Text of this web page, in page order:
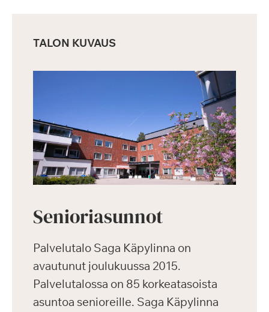
TALON KUVAUS
Senioriasunnot
Palvelutalo Saga Käpylinna on
avautunut joulukuussa 2015.
Palvelutalossa on 85 korkeatasoista
asuntoa senioreille. Saga Käpylinna